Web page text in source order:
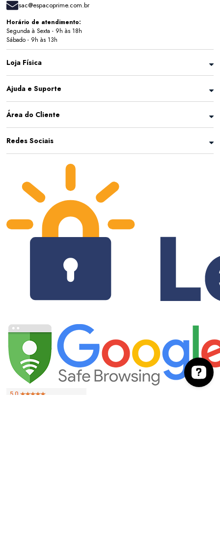
sac@espacoprime.com.br
Horário de atendimento:
Segunda à Sexta - 9h às 18h
Sábado - 9h às 13h
Loja Física
Ajuda e Suporte
Área do Cliente
Redes Sociais